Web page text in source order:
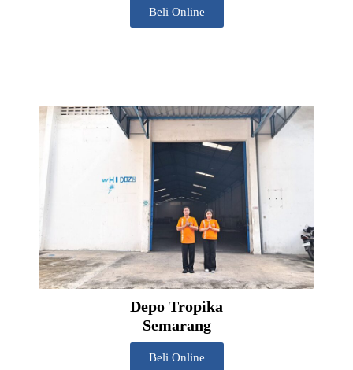
Beli Online
Depo Tropika
Semarang
Beli Online